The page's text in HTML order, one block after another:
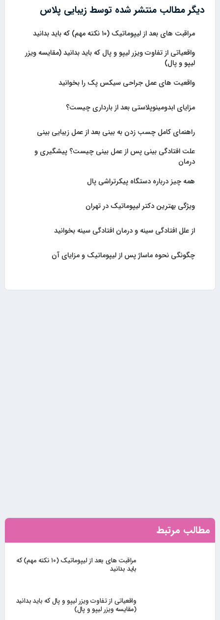
دیگر مطالب منتشر شده توسط زیبایی پلاس
مراقبت های بعد از لیپوماتیک (۱۰ نکته مهم) که باید بدانید
واقعیاتی از تفاوت ویزر لیپو و پال که باید بدانید (مقایسه ویزر
لیپو و پال)
واقعیت های عمل جراحی سیکس پک را بخوانید
مزایای ابدومینوپلاستی بعد از بارداری چیست؟
راهنمای کامل چسب زدن به بینی بعد از عمل زیبایی بینی
علت افتادگی بینی پس از عمل بینی چیست؟ پیشگیری و
درمان
همه چیز درباره دستگاه پیکرتراشی پال
ویژگی بهترین دکتر لیپوماتیک در تهران
از علل افتادگی سینه و درمان افتادگی سینه بخوانید
چگونگی نحوه ماساژ پس از لیپوماتیک و مزایای آن
مطالب مرتبط
مراقبت های بعد از لیپوماتیک (۱۰ نکته مهم) که
باید بدانید
واقعیاتی از تفاوت ویزر لیپو و پال که باید بدانید
(مقایسه ویزر لیپو و پال)